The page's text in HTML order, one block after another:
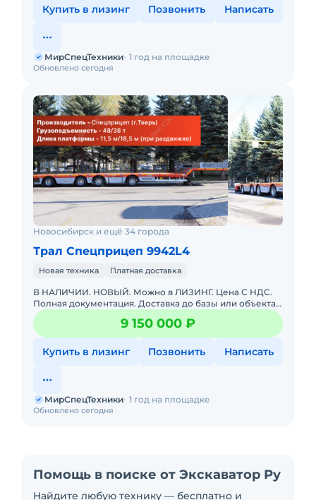
Купить в лизинг Позвонить Написать
Обновлено сегодня
МирСпецТехники 1 год на площадке
Новосибирск и ещё 34 города
Трал Спецприцеп 9942L4
Новая техника Платная доставка
В НАЛИЧИИ. НОВЫЙ. Можно в ЛИЗИНГ. Цена С НДС.
Полная документация. Доставка до базы или объекта.
ООО "МирСпецТехники" является мультибрендовым
официальным дилер9 150 000 ₽
Купить в лизинг Позвонить Написать
Обновлено сегодня
МирСпецТехники 1 год на площадке
Помощь в поиске от Экскаватор Ру
Найдите любую технику — бесплатно и